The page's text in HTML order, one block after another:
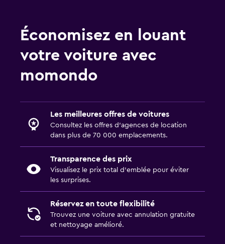
Économisez en louant
votre voiture avec
momondo
Les meilleures offres de voitures
Consultez les offres d’agences de location
dans plus de 70 000 emplacements.
Transparence des prix
Visualisez le prix total d’emblée pour éviter
les surprises.
Réservez en toute flexibilité
Trouvez une voiture avec annulation gratuite
et nettoyage amélioré.